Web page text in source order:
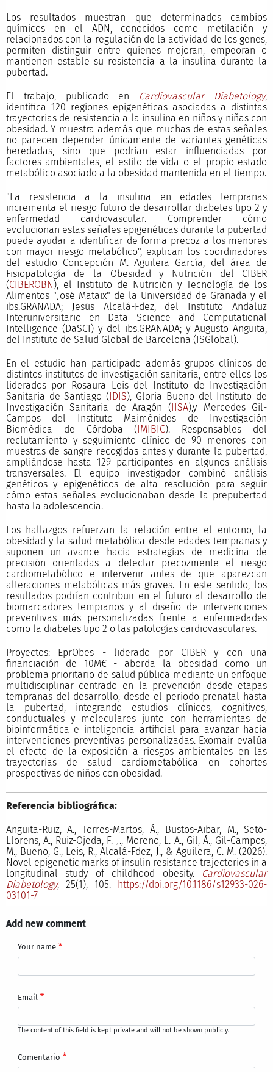
Los resultados muestran que determinados cambios
químicos en el ADN, conocidos como metilación y
relacionados con la regulación de la actividad de los genes,
permiten distinguir entre quienes mejoran, empeoran o
mantienen estable su resistencia a la insulina durante la
pubertad.
El trabajo, publicado en Cardiovascular Diabetology,
identifica 120 regiones epigenéticas asociadas a distintas
trayectorias de resistencia a la insulina en niños y niñas con
obesidad. Y muestra además que muchas de estas señales
no parecen depender únicamente de variantes genéticas
heredadas, sino que podrían estar influenciadas por
factores ambientales, el estilo de vida o el propio estado
metabólico asociado a la obesidad mantenida en el tiempo.
"La resistencia a la insulina en edades tempranas
incrementa el riesgo futuro de desarrollar diabetes tipo 2 y
enfermedad cardiovascular. Comprender cómo
evolucionan estas señales epigenéticas durante la pubertad
puede ayudar a identificar de forma precoz a los menores
con mayor riesgo metabólico", explican los coordinadores
del estudio Concepción M. Aguilera García, del área de
Fisiopatología de la Obesidad y Nutrición del CIBER
(CIBEROBN), el Instituto de Nutrición y Tecnología de los
Alimentos "José Mataix" de la Universidad de Granada y el
ibs.GRANADA; Jesús Alcalá-Fdez, del Instituto Andaluz
Interuniversitario en Data Science and Computational
Intelligence (DaSCI) y del ibs.GRANADA; y Augusto Anguita,
del Instituto de Salud Global de Barcelona (ISGlobal).
En el estudio han participado además grupos clínicos de
distintos institutos de investigación sanitaria, entre ellos los
liderados por Rosaura Leis del Instituto de Investigación
Sanitaria de Santiago (IDIS), Gloria Bueno del Instituto de
Investigación Sanitaria de Aragón (IISA),y Mercedes Gil-
Campos del Instituto Maimónides de Investigación
Biomédica de Córdoba (IMIBIC). Responsables del
reclutamiento y seguimiento clínico de 90 menores con
muestras de sangre recogidas antes y durante la pubertad,
ampliándose hasta 129 participantes en algunos análisis
transversales. El equipo investigador combinó análisis
genéticos y epigenéticos de alta resolución para seguir
cómo estas señales evolucionaban desde la prepubertad
hasta la adolescencia.
Los hallazgos refuerzan la relación entre el entorno, la
obesidad y la salud metabólica desde edades tempranas y
suponen un avance hacia estrategias de medicina de
precisión orientadas a detectar precozmente el riesgo
cardiometabólico e intervenir antes de que aparezcan
alteraciones metabólicas más graves. En este sentido, los
resultados podrían contribuir en el futuro al desarrollo de
biomarcadores tempranos y al diseño de intervenciones
preventivas más personalizadas frente a enfermedades
como la diabetes tipo 2 o las patologías cardiovasculares.
Proyectos: EprObes - liderado por CIBER y con una
financiación de 10M€ - aborda la obesidad como un
problema prioritario de salud pública mediante un enfoque
multidisciplinar centrado en la prevención desde etapas
tempranas del desarrollo, desde el periodo prenatal hasta
la pubertad, integrando estudios clínicos, cognitivos,
conductuales y moleculares junto con herramientas de
bioinformática e inteligencia artificial para avanzar hacia
intervenciones preventivas personalizadas. Exomair evalúa
el efecto de la exposición a riesgos ambientales en las
trayectorias de salud cardiometabólica en cohortes
prospectivas de niños con obesidad.
Referencia bibliográfica:
Anguita-Ruiz, A., Torres-Martos, Á., Bustos-Aibar, M., Setó-
Llorens, A., Ruiz-Ojeda, F. J., Moreno, L. A., Gil, Á., Gil-Campos,
M., Bueno, G., Leis, R., Alcalá-Fdez, J., & Aguilera, C. M. (2026).
Novel epigenetic marks of insulin resistance trajectories in a
longitudinal study of childhood obesity. Cardiovascular
Diabetology, 25(1), 105. https://doi.org/10.1186/s12933-026-
03101-7
Add new comment
Your name
Email
The content of this field is kept private and will not be shown publicly.
Comentario